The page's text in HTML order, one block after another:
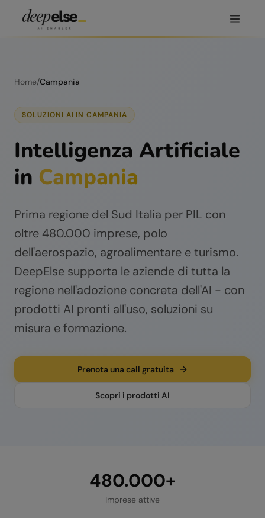
Home/Campania
SOLUZIONI AI INCAMPANIA
Intelligenza Artificiale
in Campania
Prima regione del Sud Italia per PIL con
oltre 480.000 imprese, polo
dell'aerospazio, agroalimentare e turismo.
DeepElse supporta le aziende di tutta la
regione nell'adozione concreta dell'AI - con
prodotti AI pronti all'uso, soluzioni su
misura e formazione.
Prenota una call gratuita
Scopri i prodotti AI
480.000+
Imprese attive